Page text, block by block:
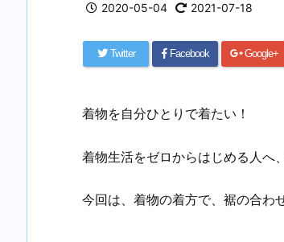
2020-05-04 2021-07-18
Twitter Facebook Google+
着物を自分ひとりで着たい！
着物生活をゼロからはじめる人へ
今回は、着物の着方で、裾の合わ